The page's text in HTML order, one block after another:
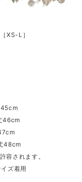
XS-L］
45cm
46cm
48cm
容されます。
ズ着用